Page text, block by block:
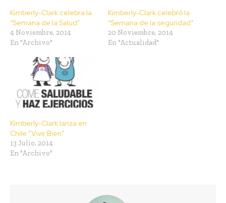
Kimberly-Clark celebra la
“Semana de la Salud”
4 Noviembre, 2014
En "Archivo"
Kimberly-Clark celebró la
“Semana de la seguridad”
20 Noviembre, 2014
En "Actualidad"
Kimberly-Clark lanza en
Chile “Vivir Bien”
13 Julio, 2014
En "Archivo"